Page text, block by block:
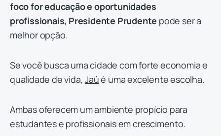
foco for educação e oportunidades
profissionais, Presidente Prudente pode ser a
melhor opção.
Se você busca uma cidade com forte economia e
qualidade de vida,Jaúé uma excelente escolha.
Ambas oferecem um ambiente propício para
estudantes e profissionais em crescimento.